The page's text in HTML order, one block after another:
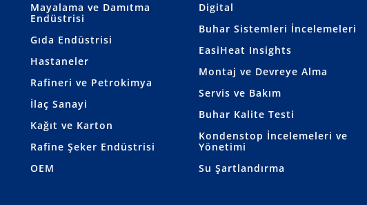
Mayalama ve Damıtma
Endüstrisi
Gıda Endüstrisi
Hastaneler
Rafineri ve Petrokimya
İlaç Sanayi
Kağıt ve Karton
Rafine Şeker Endüstrisi
OEM
Digital
Buhar Sistemleri İncelemeleri
EasiHeat Insights
Montaj ve Devreye Alma
Servis ve Bakım
Buhar Kalite Testi
Kondenstop İncelemeleri ve
Yönetimi
Su Şartlandırma